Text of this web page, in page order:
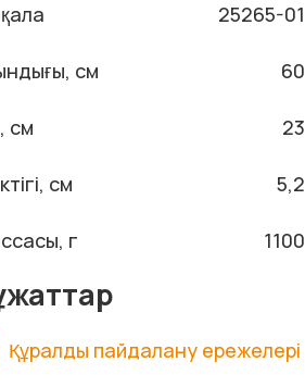
25265-01
см 60
см 23
см 5,2
г 1100
Құралды пайдалану ережелері